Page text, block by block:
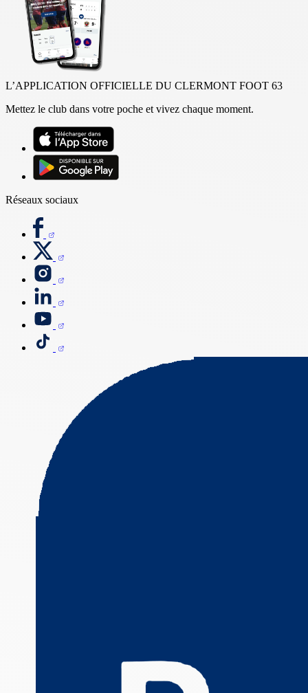
L’APPLICATION OFFICIELLE DU CLERMONT FOOT 63
Mettez le club dans votre poche et vivez chaque moment.
Réseaux sociaux